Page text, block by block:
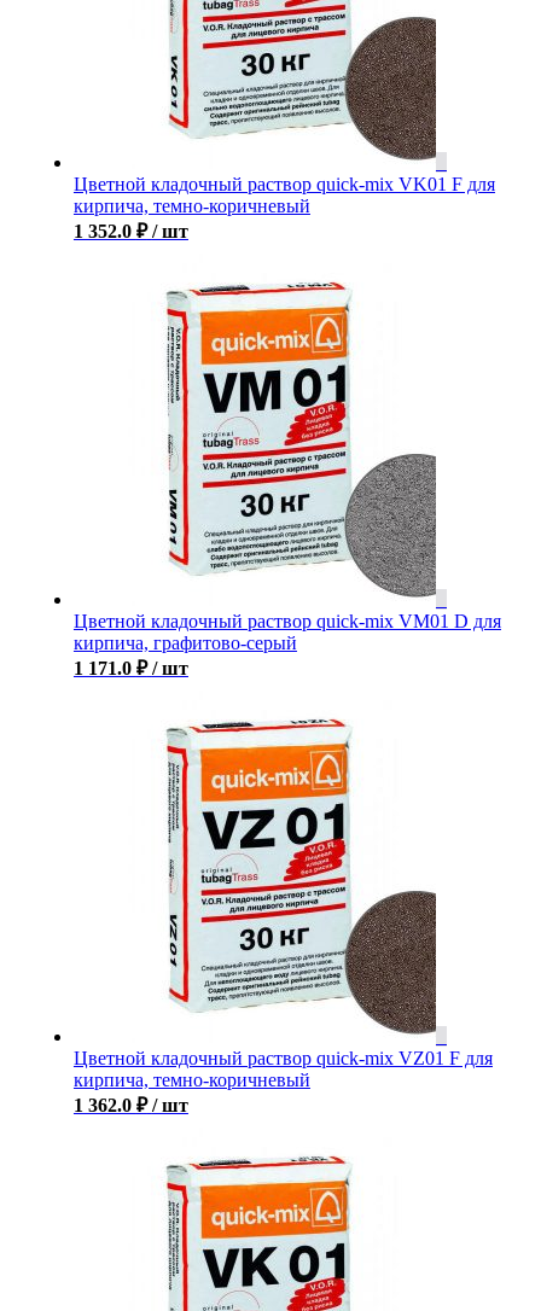
Цветной кладочный раствор quick-mix VK01 F для
кирпича, темно-коричневый
1 352.0 ₽ / шт
Цветной кладочный раствор quick-mix VM01 D для
кирпича, графитово-серый
1 171.0 ₽ / шт
Цветной кладочный раствор quick-mix VZ01 F для
кирпича, темно-коричневый
1 362.0 ₽ / шт